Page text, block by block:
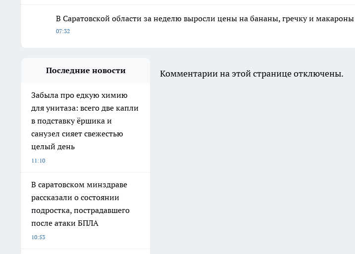
В Саратовской области за неделю выросли цены на бананы, гречку и макароны
07:32
Последние новости
Забыла про едкую химию
для унитаза: всего две капли
в подставку ёршика и
санузел сияет свежестью
целый день
11:10
В саратовском минздраве
рассказали о состоянии
подростка, пострадавшего
после атаки БПЛА
10:53
Комментарии на этой странице отключены.